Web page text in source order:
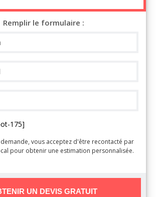
Remplir le formulaire :
175]
vous acceptez d'être recontacté par
pour obtenir une estimation personnalisée.